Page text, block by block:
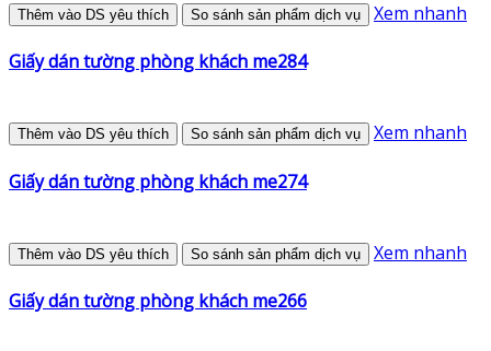
Thêm vào DS yêu thích So sánh sản phẩm dịch vụ Xem nhanh
Giấy dán tường phòng khách me284
Thêm vào DS yêu thích So sánh sản phẩm dịch vụ Xem nhanh
Giấy dán tường phòng khách me274
Thêm vào DS yêu thích So sánh sản phẩm dịch vụ Xem nhanh
Giấy dán tường phòng khách me266